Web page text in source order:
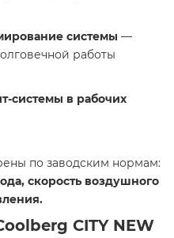
системы —
работы
системы в рабочих
по заводским нормам:
скорость воздушного
CITY NEW